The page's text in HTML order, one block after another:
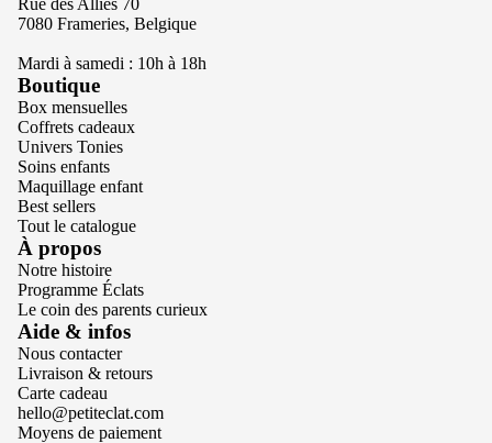
Rue des Alliés 70
7080 Frameries, Belgique
Mardi à samedi : 10h à 18h
Boutique
Box mensuelles
Coffrets cadeaux
Univers Tonies
Soins enfants
Maquillage enfant
Best sellers
Tout le catalogue
À propos
Notre histoire
Programme Éclats
Le coin des parents curieux
Aide & infos
Nous contacter
Livraison & retours
Carte cadeau
hello@petiteclat.com
Moyens de paiement
Politique de confidentialité
Conditions d’utilisation
Politique de remboursement
Politique d’expédition